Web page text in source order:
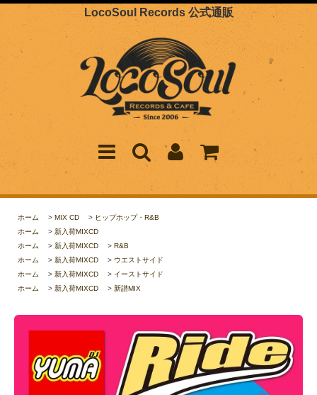
LocoSoul Records 公式通販
ホーム > MIX CD > ヒップホップ・R&B
ホーム
> 新入荷MIXCD
ホーム
> 新入荷MIXCD > R&B
ホーム
> 新入荷MIXCD > ウエストサイド
ホーム
> 新入荷MIXCD > イーストサイド
ホーム
> 新入荷MIXCD > 新譜MIX